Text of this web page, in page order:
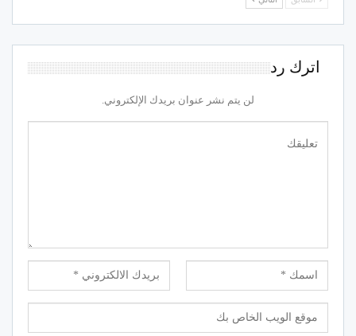
اترك رد
لن يتم نشر عنوان بريدك الإلكتروني.